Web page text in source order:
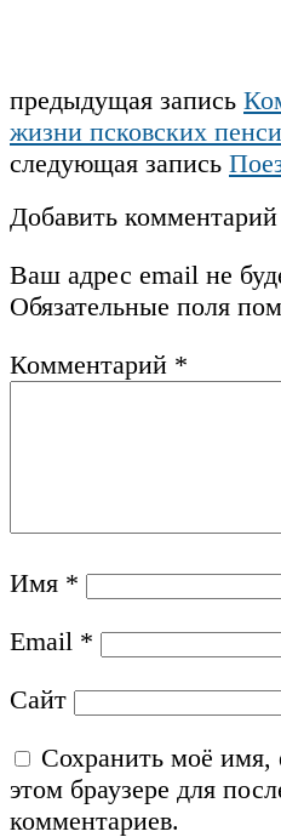
предыдущая запись
жизни псковских
следующая запись
Добавить комментарий
Ваш адрес email не
Обязательные поля
Комментарий *
Имя *
Email *
Сайт
Сохранить моё имя,
этом браузере для
комментариев.